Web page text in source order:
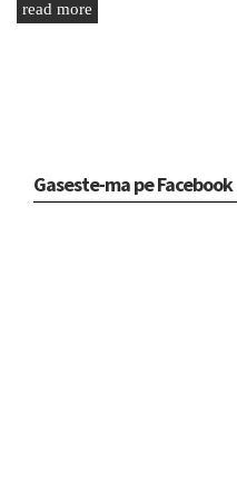
read more
Gaseste-ma pe Facebook